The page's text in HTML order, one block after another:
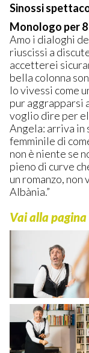
Sinossi
Monologo per
Amo i dialoghi
riuscissi a
accetterei
bella colonna
lo vivessi come
pur aggrapparsi
voglio dire per
Angela: arriva in
femminile di
non è niente se
pieno di curve
un romanzo,
Albània.”
Vai alla